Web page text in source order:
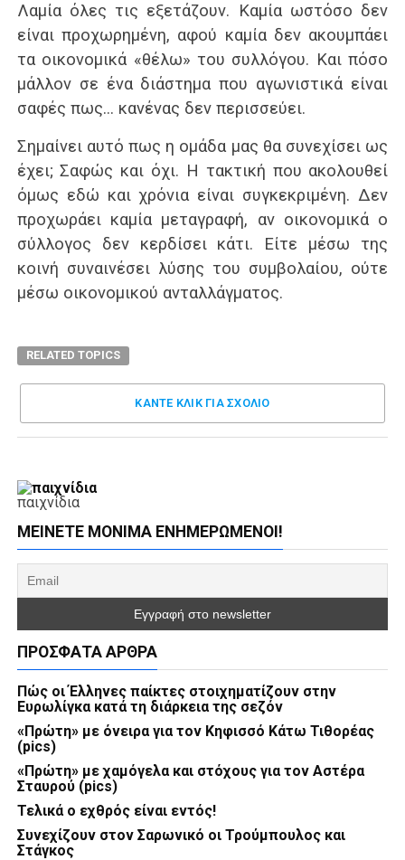
Λαμία όλες τις εξετάζουν. Καμία ωστόσο δεν
είναι προχωρημένη, αφού καμία δεν ακουμπάει
τα οικονομικά «θέλω» του συλλόγου. Και πόσο
μάλλον σε ένα διάστημα που αγωνιστικά είναι
σαφές πως… κανένας δεν περισσεύει.
Σημαίνει αυτό πως η ομάδα μας θα συνεχίσει ως
έχει; Σαφώς και όχι. Η τακτική που ακολουθεί
όμως εδώ και χρόνια είναι συγκεκριμένη. Δεν
προχωράει καμία μεταγραφή, αν οικονομικά ο
σύλλογος δεν κερδίσει κάτι. Είτε μέσω της
κοινή συναινέσει λύσης του συμβολαίου, ούτε
μέσω οικονομικού ανταλλάγματος.
RELATED TOPICS
ΚΑΝΤΕ ΚΛΊΚ ΓΙΑ ΣΧΌΛΙΟ
παιχνίδια
ΜΕΊΝΕΤΕ ΜΌΝΙΜΑ ΕΝΗΜΕΡΏΜΕΝΟΙ!
ΠΡΌΣΦΑΤΑ ΆΡΘΡΑ
Πώς οι Έλληνες παίκτες στοιχηματίζουν στην
Ευρωλίγκα κατά τη διάρκεια της σεζόν
«Πρώτη» με όνειρα για τον Κηφισσό Κάτω Τιθορέας
(pics)
«Πρώτη» με χαμόγελα και στόχους για τον Αστέρα
Σταυρού (pics)
Τελικά ο εχθρός είναι εντός!
Συνεχίζουν στον Σαρωνικό οι Τρούμπουλος και
Στάγκος